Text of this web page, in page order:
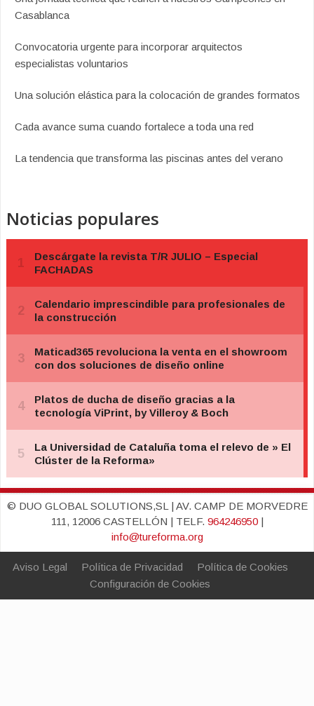
Casablanca
Convocatoria urgente para incorporar arquitectos
especialistas voluntarios
Una solución elástica para la colocación de grandes formatos
Cada avance suma cuando fortalece a toda una red
La tendencia que transforma las piscinas antes del verano
Noticias populares
© DUO GLOBAL SOLUTIONS,SL | AV. CAMP DE MORVEDRE
111, 12006 CASTELLÓN | TELF. 964246950|
info@tureforma.org
Aviso Legal Política de Privacidad
Política de Cookies
Configuración de Cookies